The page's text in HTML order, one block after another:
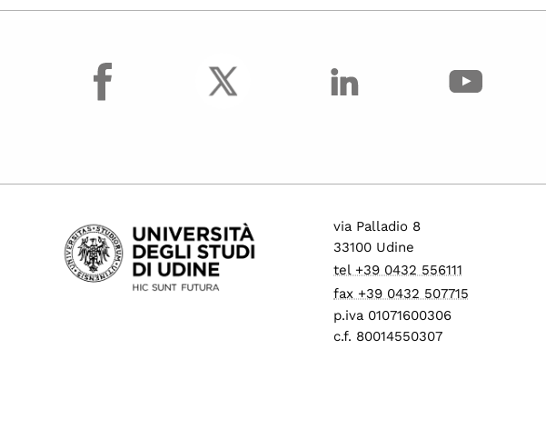
facebook
via Palladio 8
33100 Udine
tel +39 0432 556111
fax +39 0432 507715
p.iva 01071600306
c.f. 80014550307